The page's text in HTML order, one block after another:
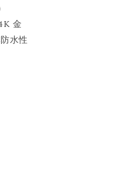
金
水性